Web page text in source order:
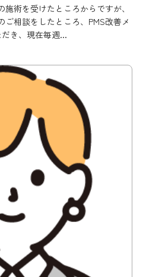
術を受けたところからですが、
相談をしたところ、PMS改善メ
き、現在毎週...